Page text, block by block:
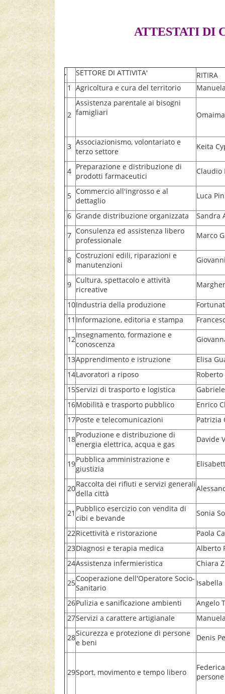
ATTESTATI DI
. SETTORE DI ATTIVITA'
RITIRA
1
Agricoltura e cura del territorio
2
Assistenza parentale ai bisogni
famigliari
3 Associazionismo, volontariato e
terzo settore
Keita
4 Preparazione e distribuzione di
prodotti farmaceutici
Claudio
5 Commercio all'ingrosso e al
dettaglio
Luca
6 Grande distribuzione organizzata Sandra
7 Consulenza ed assistenza libero
professionale
Marco
8 Costruzioni edili, riparazioni e
manutenzioni
9 Cultura, spettacolo e attività
ricreative
10Industria della produzione
11 Informazione, editoria e stampa
12Insegnamento, formazione e
conoscenza
13Apprendimento e istruzione
Elisa
14Lavoratori a riposo
15Servizi di trasporto e logistica
16Mobilità e trasporto pubblico
Enrico
17Poste e telecomunicazioni Patrizia
18Produzione e distribuzione di
energia elettrica, acqua e gas
Davide
19Pubblica amministrazione e
giustizia
20Raccolta dei rifiuti e servizi generali
della città
21 Pubblico esercizio con vendita di
cibi e bevande
Sonia
22Ricettività e ristorazione
Paola
23Diagnosi e terapia medica
Alberto
24Assistenza infermieristica Chiara
25Cooperazione dell'Operatore Socio-
Sanitario
26Pulizia e sanificazione ambienti
Angelo
27Servizi a carattere artigianale
28Sicurezza e protezione di persone
e beni
Denis
29Sport, movimento e tempo libero